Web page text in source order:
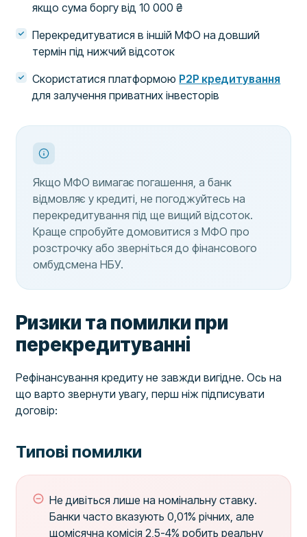
якщо сума боргу від 10 000 ₴
Перекредитуватися в іншій МФО на довший
термін під нижчий відсоток
Скористатися платформою P2P кредитування
для залучення приватних інвесторів
Якщо МФО вимагає погашення, а банк
відмовляє у кредиті, не погоджуйтесь на
перекредитування під ще вищий відсоток.
Краще спробуйте домовитися з МФО про
розстрочку або зверніться до фінансового
омбудсмена НБУ.
Ризики та помилки при
перекредитуванні
Рефінансування кредиту не завжди вигідне. Ось на
що варто звернути увагу, перш ніж підписувати
договір:
Типові помилки
Не дивіться лише на номінальну ставку.
Банки часто вказують 0,01% річних, але
щомісячна комісія 2,5-4% робить реальну